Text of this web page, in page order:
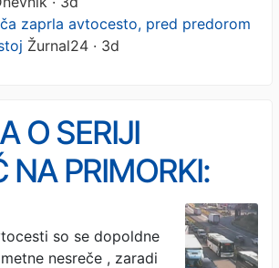
zaprla avtocesto, pred predorom
Žurnal24 · 3d
O SERIJI
NA PRIMORKI:
in držite
razdaljo
so se dopoldne
nesreče , zaradi